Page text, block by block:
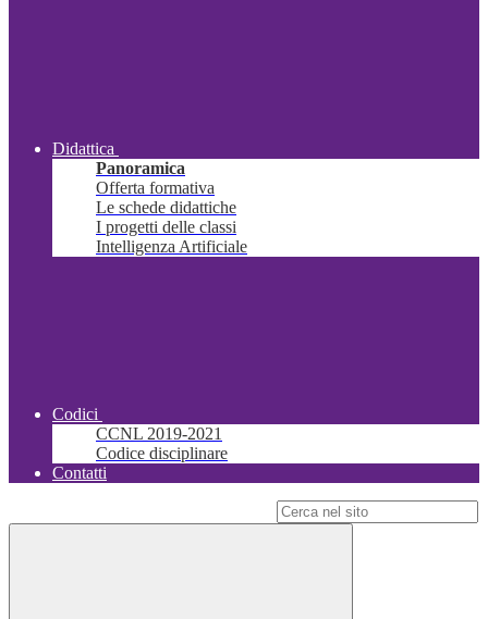
Didattica
Panoramica
Offerta formativa
Le schede didattiche
I progetti delle classi
Intelligenza Artificiale
Codici
CCNL 2019-2021
Codice disciplinare
Contatti